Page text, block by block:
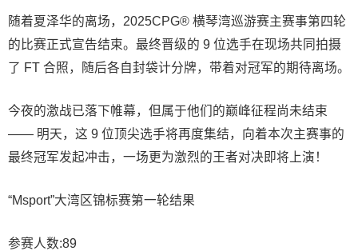
随着夏泽华的离场，2025CPG® 横琴湾巡游赛主赛事第四轮
的比赛正式宣告结束。最终晋级的 9 位选手在现场共同拍摄
了 FT 合照，随后各自封袋计分牌，带着对冠军的期待离场。
今夜的激战已落下帷幕，但属于他们的巅峰征程尚未结束
—— 明天，这 9 位顶尖选手将再度集结，向着本次主赛事的
最终冠军发起冲击，一场更为激烈的王者对决即将上演！
“Msport”大湾区锦标赛第一轮结果
参赛人数:89